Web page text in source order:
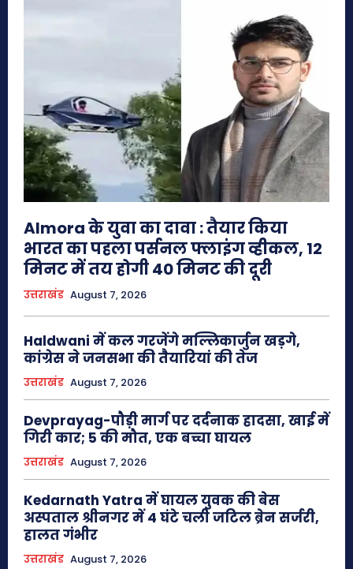
Almora के युवा का दावा : तैयार किया
भारत का पहला पर्सनल फ्लाइंग व्हीकल, 12
मिनट में तय होगी 40 मिनट की दूरी
उत्तराखंड August 7, 2026
Haldwani में कल गरजेंगे मल्लिकार्जुन खड़गे,
कांग्रेस ने जनसभा की तैयारियां की तेज
उत्तराखंड August 7, 2026
Devprayag-पौड़ी मार्ग पर दर्दनाक हादसा, खाई में
गिरी कार; 5 की मौत, एक बच्चा घायल
उत्तराखंड August 7, 2026
Kedarnath Yatra में घायल युवक की बेस
अस्पताल श्रीनगर में 4 घंटे चली जटिल ब्रेन सर्जरी,
हालत गंभीर
उत्तराखंड August 7, 2026